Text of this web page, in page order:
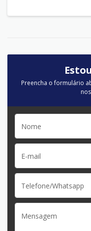
Preencha o formulário